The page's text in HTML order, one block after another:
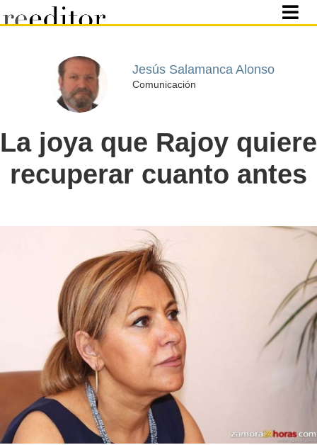
Jesús Salamanca Alonso
Comunicación
La joya que Rajoy quiere
recuperar cuanto antes